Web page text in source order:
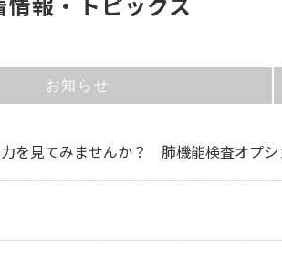
お知らせ
力を見てみませんか？ 肺機能検査オプ